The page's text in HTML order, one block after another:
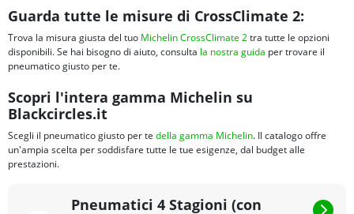
Guarda tutte le misure di CrossClimate 2:
Trova la misura giusta del tuo Michelin CrossClimate 2tra tutte le opzioni
disponibili. Se hai bisogno di aiuto, consulta la nostra guida per trovare il
pneumatico giusto per te.
Scopri l'intera gamma Michelin su
Blackcircles.it
Scegli il pneumatico giusto per te della gamma Michelin. Il catalogo offre
un'ampia scelta per soddisfare tutte le tue esigenze, dal budget alle
prestazioni.
Pneumatici 4 Stagioni (con